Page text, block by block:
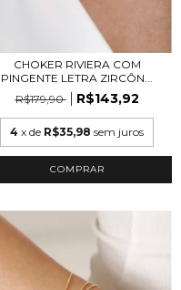
CHOKER RIVIERA COM
PINGENTE LETRA ZIRCÔN...
R$179,90
R$143,92
4 x de R$35,98 sem juros
COMPRAR